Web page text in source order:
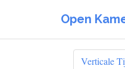
Open
Verticale